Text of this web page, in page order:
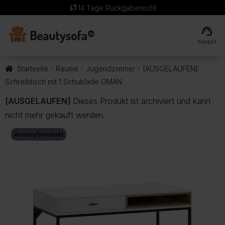
sync 14 Tage Rückgaberecht
support_agent
Kontakt
Startseite Räume Jugendzimmer
[AUSGELAUFEN]:
Schreibtisch mit 1 Schublade OMAN
[AUSGELAUFEN] Dieses Produkt ist archiviert und kann
nicht mehr gekauft werden.
Auslaufprodukt